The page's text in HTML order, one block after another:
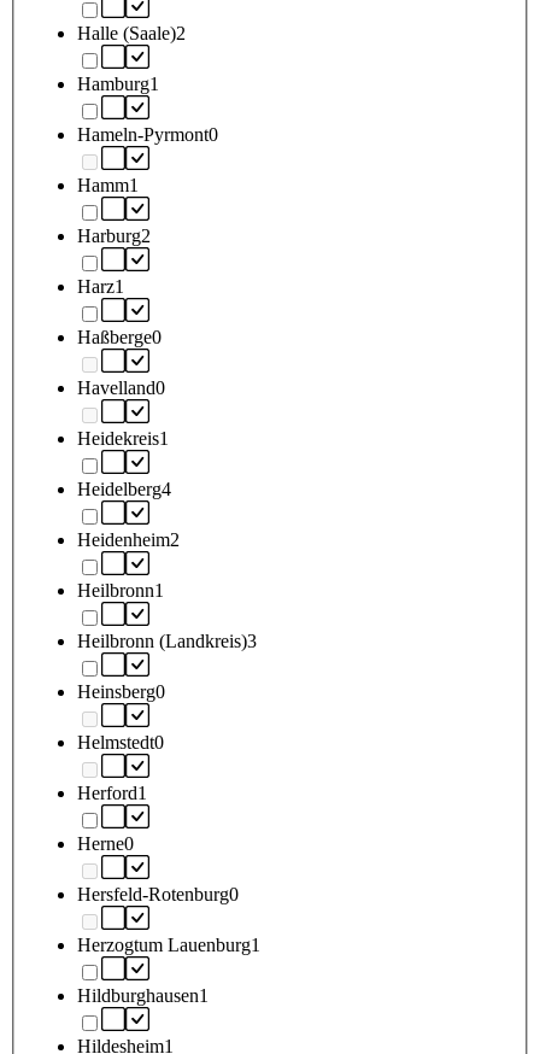
Halle (Saale)2
Hamburg1
Hameln-Pyrmont0
Hamm1
Harburg2
Harz1
Haßberge0
Havelland0
Heidekreis1
Heidelberg4
Heidenheim2
Heilbronn1
Heilbronn (Landkreis)3
Heinsberg0
Helmstedt0
Herford1
Herne0
Hersfeld-Rotenburg0
Herzogtum Lauenburg1
Hildburghausen1
Hildesheim1